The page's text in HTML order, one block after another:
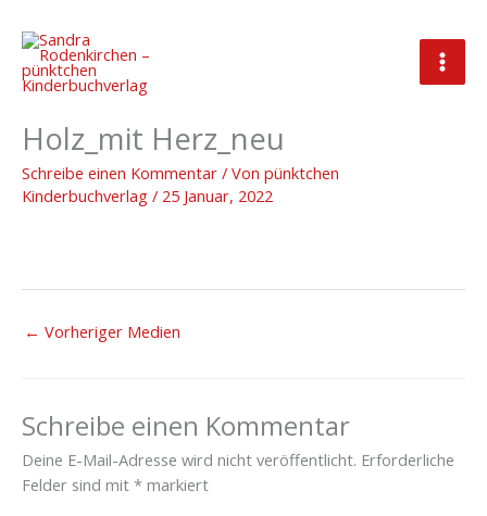
Inhalt
springen
2022_01_25_Hintergrund
Holz_mit Herz_neu
Schreibe einen Kommentar / Von pünktchen
Kinderbuchverlag / 25 Januar, 2022
← Vorheriger Medien
Schreibe einen Kommentar
Deine E-Mail-Adresse wird nicht veröffentlicht. Erforderliche
Felder sind mit * markiert